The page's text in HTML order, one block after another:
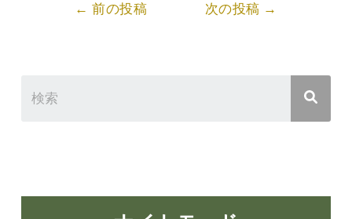
← 前の投稿 次の投稿 →